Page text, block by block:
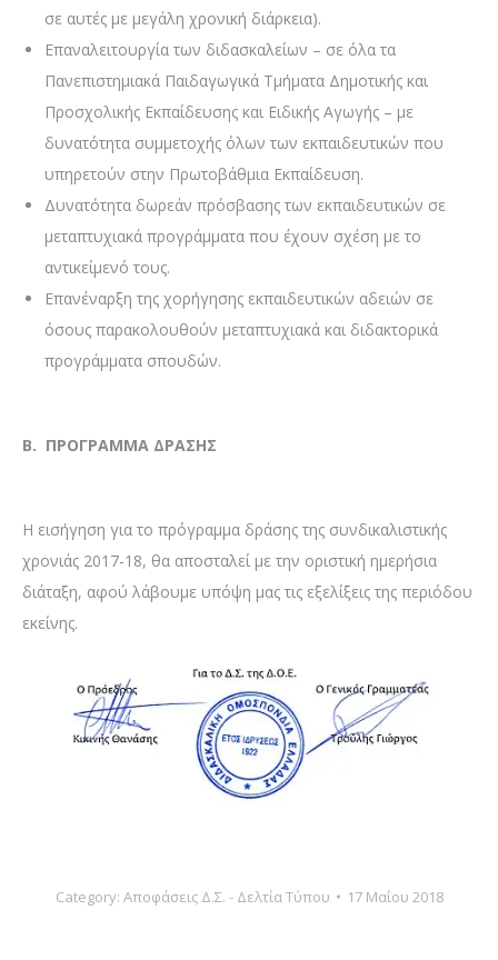
σε αυτές με μεγάλη χρονική διάρκεια).
Επαναλειτουργία των διδασκαλείων – σε όλα τα
Πανεπιστημιακά Παιδαγωγικά Τμήματα Δημοτικής και
Προσχολικής Εκπαίδευσης και Ειδικής Αγωγής – με
δυνατότητα συμμετοχής όλων των εκπαιδευτικών που
υπηρετούν στην Πρωτοβάθμια Εκπαίδευση.
Δυνατότητα δωρεάν πρόσβασης των εκπαιδευτικών σε
μεταπτυχιακά προγράμματα που έχουν σχέση με το
αντικείμενό τους.
Επανέναρξη της χορήγησης εκπαιδευτικών αδειών σε
όσους παρακολουθούν μεταπτυχιακά και διδακτορικά
προγράμματα σπουδών.
Β. ΠΡΟΓΡΑΜΜΑ ΔΡΑΣΗΣ
Η εισήγηση για το πρόγραμμα δράσης της συνδικαλιστικής
χρονιάς 2017-18, θα αποσταλεί με την οριστική ημερήσια
διάταξη, αφού λάβουμε υπόψη μας τις εξελίξεις της περιόδου
εκείνης.
Category: Αποφάσεις Δ.Σ. - Δελτία Τύπου 17 Μαΐου 2018